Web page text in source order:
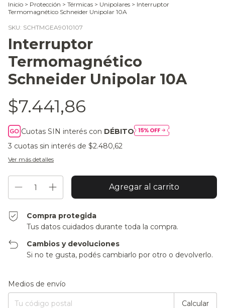
Inicio > Protección > Térmicas > Unipolares > Interruptor
Termomagnético Schneider Unipolar 10A
SKU: SCHTMGEA9010107
Interruptor
Termomagnético
Schneider Unipolar 10A
$7.441,86
Cuotas SIN interés con DÉBITO
3 cuotas sin interés de $2.480,62
Ver más detalles
Compra protegida
Tus datos cuidados durante toda la compra.
Cambios y devoluciones
Si no te gusta, podés cambiarlo por otro o devolverlo.
Entregas para el CP:
Medios de envío
Calcular